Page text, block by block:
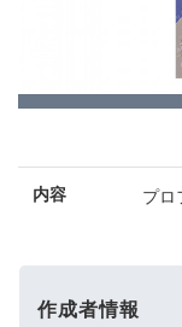
内容 プ
作成者情報